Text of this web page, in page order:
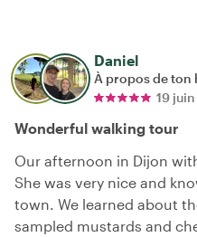
Daniel
À propos de ton
19
Wonderful walking tour
Our afternoon in Dijon
She was very nice and
town. We learned about
sampled mustards and